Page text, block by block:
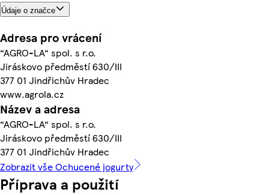
Údaje o značce
Adresa pro vrácení
“AGRO-LA“ spol. s r.o.
Jiráskovo předměstí 630/III
377 01 Jindřichův Hradec
www.agrola.cz
Název a adresa
“AGRO-LA“ spol. s r.o.
Jiráskovo předměstí 630/III
377 01 Jindřichův Hradec
Zobrazit vše Ochucené jogurty
Příprava a použití